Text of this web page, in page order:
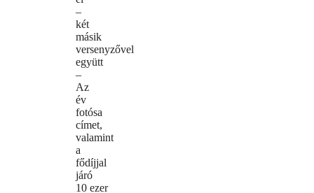
–
két
másik
versenyzővel
együtt
–
Az
év
fotósa
címet,
valamint
a
fődíjjal
járó
10 ezer